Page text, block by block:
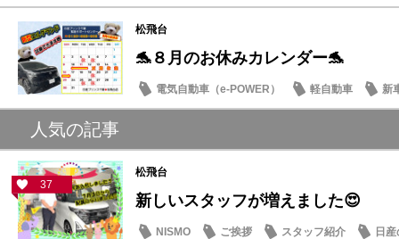
松飛台
🐬８月のお休みカレンダー🐬
電気自動車（e-POWER） 軽自動車
新
日産のお店
人気の記事
37
松飛台
新しいスタッフが増えました😍
NISMO ご挨拶 スタッフ紹介 日